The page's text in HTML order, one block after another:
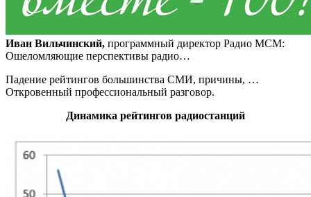
Иван Вильчинский, программный директор Радио МСМ:
Ошеломляющие перспективы радио…
Падение рейтингов большинства СМИ, причины, …
Откровенный профессиональный разговор.
Динамика рейтингов радиостанций